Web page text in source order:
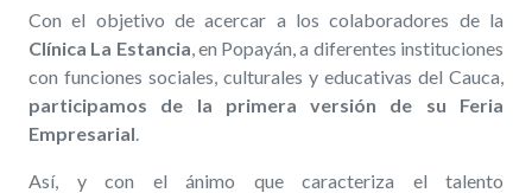
Con el objetivo de acercar a los colaboradores de la
Clínica La Estancia , en Popayán, a diferentes instituciones
con funciones sociales, culturales y educativas del Cauca,
participamos de la primera versión de su Feria
Empresarial
Así, y con el ánimo que caracteriza el talento